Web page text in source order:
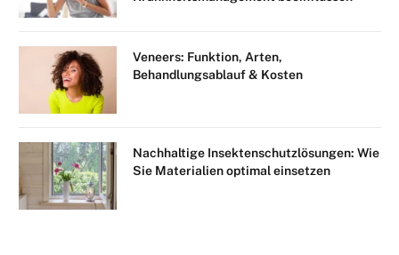
Veneers: Funktion, Arten,
Behandlungsablauf & Kosten
Nachhaltige Insektenschutzlösungen: Wie
Sie Materialien optimal einsetzen